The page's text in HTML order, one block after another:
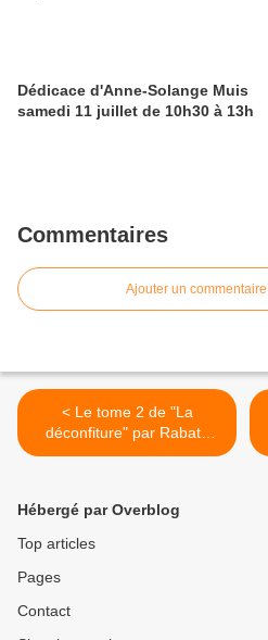
Dédicace d'Anne-Solange Muis
samedi 11 juillet de 10h30 à 13h
Commentaires
Ajouter un commentaire
< Le tome 2 de "La
déconfiture" par Rabaté
arrive en librairie ! Joie ☺️❤️
@Librairie Gwalarn
Hébergé par Overblog
Top articles
Pages
Contact